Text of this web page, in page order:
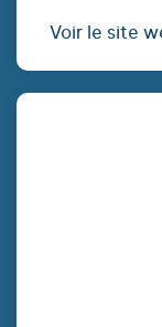
Voir le site